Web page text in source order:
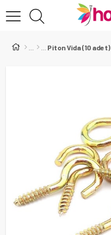
Piton Vida (10 adet)